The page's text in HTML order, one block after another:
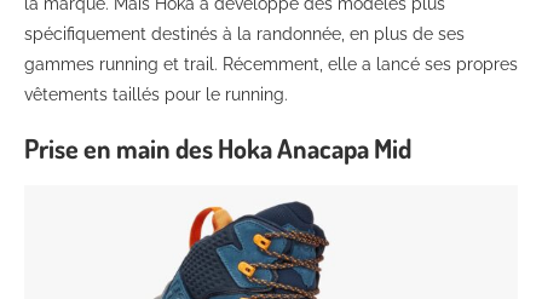
spécifiquement destinés à la randonnée, en plus de ses
gammes running et trail. Récemment, elle a lancé ses propres
vêtements taillés pour le running.
Prise en main des Hoka Anacapa Mid